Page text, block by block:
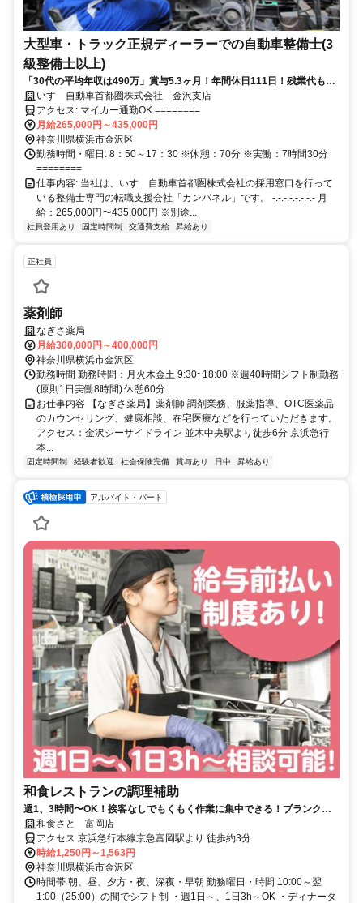
大型車・トラック正規ディーラーでの自動車整備士(3
級整備士以上)
「30代の平均年収は490万」賞与5.3ヶ月！年間休日111日！残業代も全
額支給されるので、月給80万円を超える整備士も
いすゞ自動車首都圏株式会社 金沢支店
アクセス: マイカー通勤OK ========
月給265,000円～435,000円
神奈川県横浜市金沢区
勤務時間・曜日: 8：50～17：30 ※休憩：70分 ※実働：7時間30分
========
仕事内容: 当社は、いすゞ自動車首都圏株式会社の採用窓口を行って
いる整備士専門の転職支援会社「カンパネル」です。 -.-.-.-.-.-.-.- 月
給：265,000円〜435,000円 ※別途...
社員登用あり 固定時間制 交通費支給 昇給あり
正社員
薬剤師
なぎさ薬局
月給300,000円～400,000円
神奈川県横浜市金沢区
勤務時間 勤務時間：月火木金土 9:30~18:00 ※週40時間シフト制勤務
(原則1日実働8時間) 休憩60分
お仕事内容 【なぎさ薬局】薬剤師 調剤業務、服薬指導、OTC医薬品
のカウンセリング、健康相談、在宅医療などを行っていただきます。
アクセス：金沢シーサイドライン 並木中央駅より徒歩6分 京浜急行
本...
固定時間制 経験者歓迎 社会保険完備 賞与あり 日中 昇給あり
アルバイト・パート
和食レストランの調理補助
週1、3時間〜OK！接客なしでもくもく作業に集中できる！ブランクが
ある主婦（夫）さんも活躍中！
和食さと 富岡店
アクセス 京浜急行本線京急富岡駅より 徒歩約3分
時給1,250円～1,563円
神奈川県横浜市金沢区
時間帯 朝、昼、夕方・夜、深夜・早朝 勤務曜日・時間 10:00～翌
1:00（25:00）の間でシフト制 ・週1日～、1日3h～OK ・ディナータ